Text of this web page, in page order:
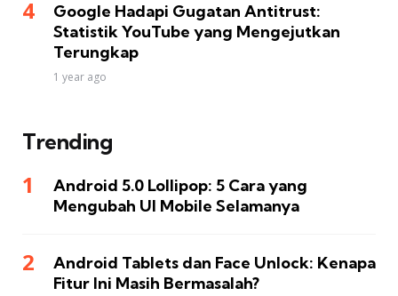
Google Hadapi Gugatan Antitrust:
Statistik YouTube yang Mengejutkan
Terungkap
1 year ago
Trending
Android 5.0 Lollipop: 5 Cara yang
Mengubah UI Mobile Selamanya
Android Tablets dan Face Unlock: Kenapa
Fitur Ini Masih Bermasalah?